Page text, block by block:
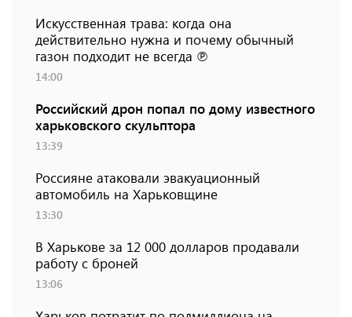
Искусственная трава: когда она
действительно нужна и почему обычный
газон подходит не всегда ℗
14:00
Российский дрон попал по дому известного
харьковского скульптора
13:39
Россияне атаковали эвакуационный
автомобиль на Харьковщине
13:30
В Харькове за 12 000 долларов продавали
работу с броней
13:06